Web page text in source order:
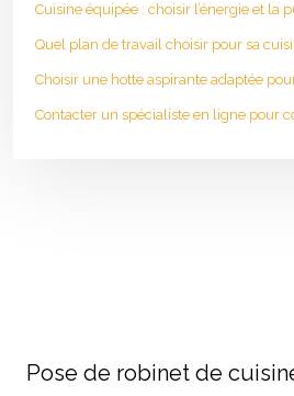
Cuisine équipée : choisir l’énergie et la
Quel plan de travail choisir pour sa
Choisir une hotte aspirante adaptée
Contacter un spécialiste en ligne pour
Pose de robinet de